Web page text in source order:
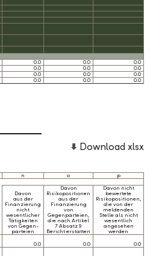
0.0 0.0
0.0
0.0 0.0
0.0
0.0 0.0
0.0
0.0 0.0 0.0
Download xlsx
n o p
Davon
aus der
Finanzierung
nicht
wesentlicher
Tätigkeiten
von Gegen-
parteien
Davon
Risikopositionen
aus der
Finanzierung
von
Gegenparteien,
die nach Artikel
7 Absatz 9
Bericht erstatten
Davon nicht
bewertete
Risikopositionen,
die von der
meldenden
Stelle als nicht
wesentlich
angesehen
werden
0.0 0.0 0.0